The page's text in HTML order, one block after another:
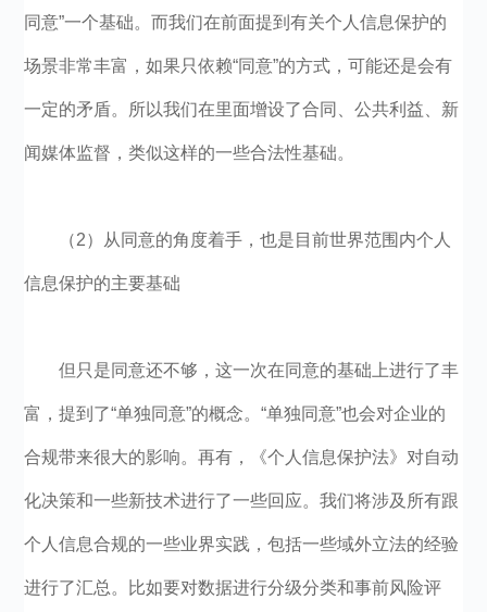
同意”一个基础。而我们在前面提到有关个人信息保护的
场景非常丰富，如果只依赖“同意”的方式，可能还是会有
一定的矛盾。所以我们在里面增设了合同、公共利益、新
闻媒体监督，类似这样的一些合法性基础。
（2）从同意的角度着手，也是目前世界范围内个人
信息保护的主要基础
但只是同意还不够，这一次在同意的基础上进行了丰
富，提到了“单独同意”的概念。“单独同意”也会对企业的
合规带来很大的影响。再有，《个人信息保护法》对自动
化决策和一些新技术进行了一些回应。我们将涉及所有跟
个人信息合规的一些业界实践，包括一些域外立法的经验
进行了汇总。比如要对数据进行分级分类和事前风险评